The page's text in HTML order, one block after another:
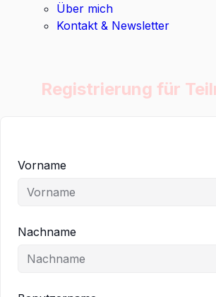
Über mich
Kontakt & Newsletter
Registrierung für
Vorname
Nachname